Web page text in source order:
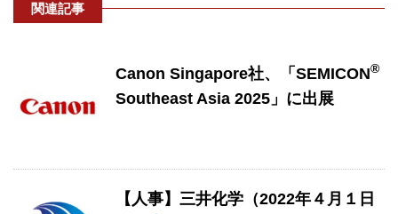
関連記事
Canon Singapore社、「SEMICON®
Southeast Asia 2025」に出展
【人事】三井化学（2022年４月１日